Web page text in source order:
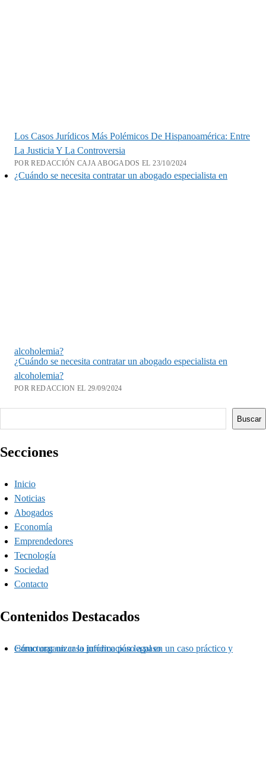
Los Casos Jurídicos Más Polémicos De Hispanoamérica: Entre
La Justicia Y La Controversia
POR REDACCIÓN CAJA ABOGADOS EL 23/10/2024
¿Cuándo se necesita contratar un abogado especialista en
alcoholemia?
¿Cuándo se necesita contratar un abogado especialista en
alcoholemia?
POR REDACCION EL 29/09/2024
Buscar
Secciones
Inicio
Noticias
Abogados
Economía
Emprendedores
Tecnología
Sociedad
Contacto
Contenidos Destacados
Cómo organizar la información legal en un caso práctico y estructurar un caso jurídico paso a paso